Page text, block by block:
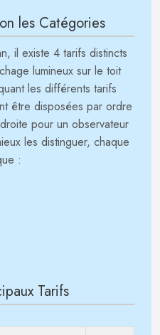
les Catégories
il existe 4 tarifs distincts
lumineux sur le toit
les différents tarifs
être disposées par ordre
pour un observateur
les distinguer, chaque
:
Tarifs